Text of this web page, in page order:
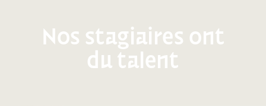
Nos stagiaires ont
du talent